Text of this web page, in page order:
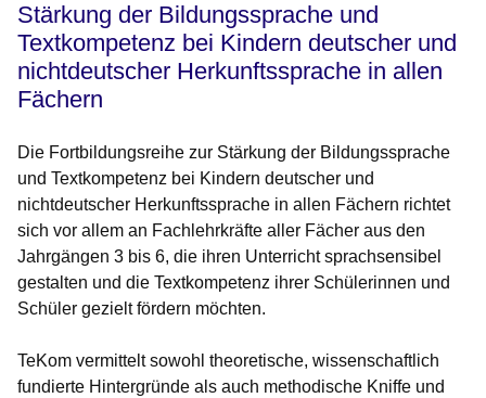
Stärkung der Bildungssprache und
Textkompetenz bei Kindern deutscher und
nichtdeutscher Herkunftssprache in allen
Fächern
Die Fortbildungsreihe zur Stärkung der Bildungssprache
und Textkompetenz bei Kindern deutscher und
nichtdeutscher Herkunftssprache in allen Fächern richtet
sich vor allem an Fachlehrkräfte aller Fächer aus den
Jahrgängen 3 bis 6, die ihren Unterricht sprachsensibel
gestalten und die Textkompetenz ihrer Schülerinnen und
Schüler gezielt fördern möchten.
TeKom vermittelt sowohl theoretische, wissenschaftlich
fundierte Hintergründe als auch methodische Kniffe und